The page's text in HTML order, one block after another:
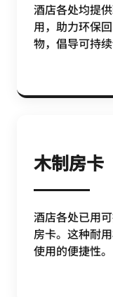
酒店各处均提
用，助力环保
物，倡导可持续
木制房卡
酒店各处已用
房卡。这种耐
使用的便捷性。